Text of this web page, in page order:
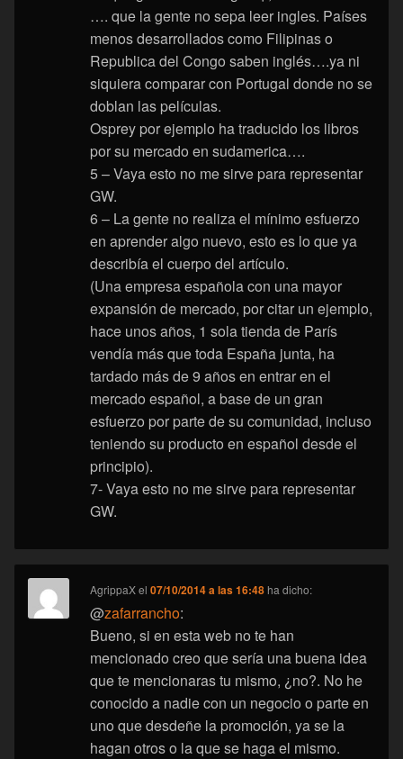
…. que la gente no sepa leer ingles. Países
menos desarrollados como Filipinas o
Republica del Congo saben inglés….ya ni
siquiera comparar con Portugal donde no se
doblan las películas.
Osprey por ejemplo ha traducido los libros
por su mercado en sudamerica….
5 – Vaya esto no me sirve para representar
GW.
6 – La gente no realiza el mínimo esfuerzo
en aprender algo nuevo, esto es lo que ya
describía el cuerpo del artículo.
(Una empresa española con una mayor
expansión de mercado, por citar un ejemplo,
hace unos años, 1 sola tienda de París
vendía más que toda España junta, ha
tardado más de 9 años en entrar en el
mercado español, a base de un gran
esfuerzo por parte de su comunidad, incluso
teniendo su producto en español desde el
principio).
7- Vaya esto no me sirve para representar
GW.
AgrippaXel07/10/2014 a las 16:48 ha dicho:
@zafarrancho:
Bueno, si en esta web no te han
mencionado creo que sería una buena idea
que te mencionaras tu mismo, ¿no?. No he
conocido a nadie con un negocio o parte en
uno que desdeñe la promoción, ya se la
hagan otros o la que se haga el mismo.